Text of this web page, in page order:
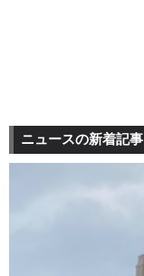
ニュースの新着記事